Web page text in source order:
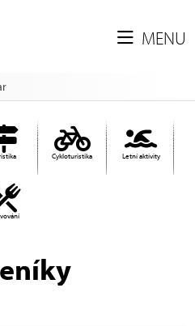
MENU
Cykloturistika Letní aktivity